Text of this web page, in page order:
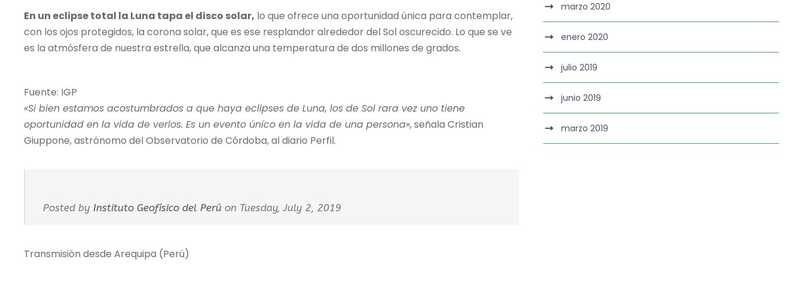
En un eclipse total la Luna tapa el disco solar, lo que ofrece una oportunidad única para contemplar,
con los ojos protegidos, la corona solar, que es ese resplandor alrededor del Sol oscurecido. Lo que se ve
es la atmósfera de nuestra estrella, que alcanza una temperatura de dos millones de grados.
Fuente: IGP
«Si bien estamos acostumbrados a que haya eclipses de Luna, los de Sol rara vez uno tiene
oportunidad en la vida de verlos. Es un evento único en la vida de una persona», señala Cristian
Giuppone, astrónomo del Observatorio de Córdoba, al diario Perfil.
Posted by Instituto Geofísico del Perú on Tuesday, July 2, 2019
Transmisión desde Arequipa (Perú)
marzo 2020
enero 2020
julio 2019
junio 2019
marzo 2019